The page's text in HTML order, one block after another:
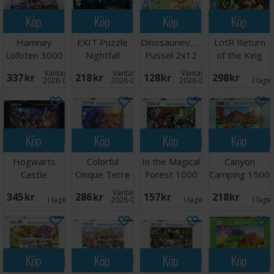
Köp
Hamnøy
Lofoten 3000
bitar Pussel
337 SEK Väntas in:
2026-08-19
Köp
EXIT Puzzle
Nightfall
Manor
218 SEK Väntas in:
2026-09-30
Köp
Dinosaurievänner
Pussel 2x12
128 SEK Väntas in:
2026-08-19
Köp
LotR Return
of the King
298 SEK I
Köp
Hogwarts
Castle
bitar
345 SEK I lager: 1
Köp
Colorful
Cinque Terre
2000 bitar
286 SEK Väntas in:
2026-08-19
Köp
In the Magical
Forest 1000
157 SEK I lager: 2
Köp
Canyon
Camping 1500
218 SEK I
Köp Köp Köp Köp